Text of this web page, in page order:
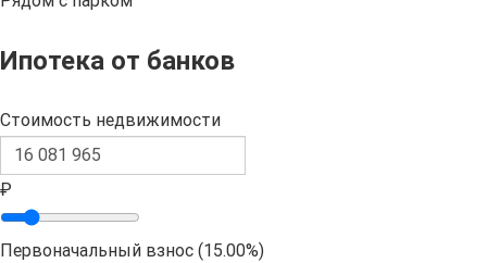
Ипотека от банков
Стоимость недвижимости
₽
Первоначальный взнос (15.00%)